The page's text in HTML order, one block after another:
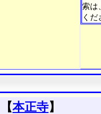
索は
くだ
【本正寺】